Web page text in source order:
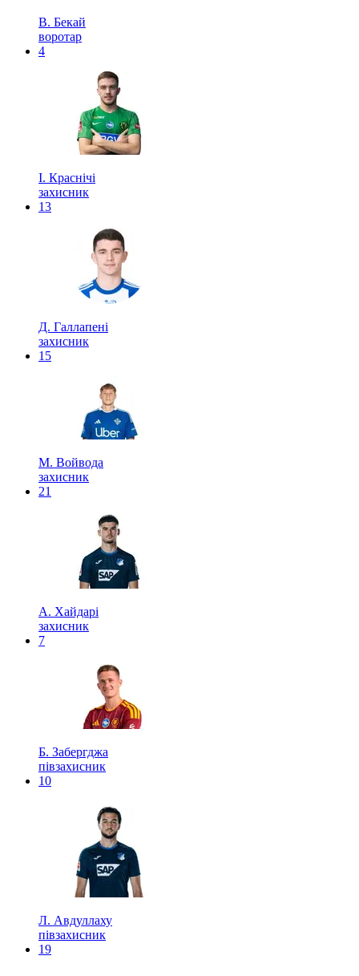
В. Бекай
воротар
4
І. Краснічі
захисник
13
Д. Галлапені
захисник
15
М. Войвода
захисник
21
А. Хайдарі
захисник
7
Б. Забергджа
півзахисник
10
Л. Авдуллаху
півзахисник
19